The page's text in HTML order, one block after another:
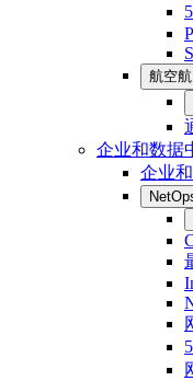
航空
企业和数据
企业